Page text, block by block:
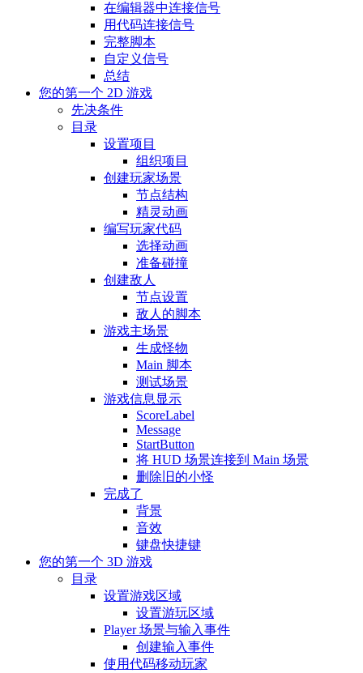
在编辑器中连接信号
用代码连接信号
完整脚本
自定义信号
总结
您的第一个 2D 游戏
先决条件
目录
设置项目
组织项目
创建玩家场景
节点结构
精灵动画
编写玩家代码
选择动画
准备碰撞
创建敌人
节点设置
敌人的脚本
游戏主场景
生成怪物
Main 脚本
测试场景
游戏信息显示
ScoreLabel
Message
StartButton
将 HUD 场景连接到 Main 场景
删除旧的小怪
完成了
背景
音效
键盘快捷键
您的第一个 3D 游戏
目录
设置游戏区域
设置游玩区域
Player 场景与输入事件
创建输入事件
使用代码移动玩家